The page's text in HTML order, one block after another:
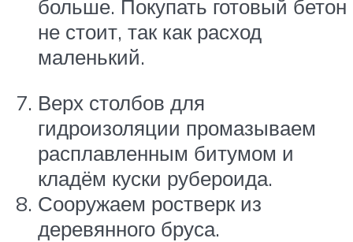
больше. Покупать готовый бетон
не стоит, так как расход
маленький.
Верх столбов для
гидроизоляции промазываем
расплавленным битумом и
кладём куски рубероида.
Сооружаем ростверк из
деревянного бруса.